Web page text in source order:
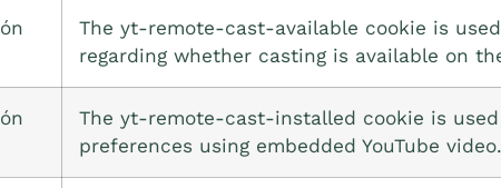
The yt-remote-cast-available cookie is
regarding whether casting is available on
The yt-remote-cast-installed cookie is
preferences using embedded YouTube video.